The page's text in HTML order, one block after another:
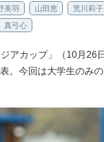
美羽 山田恵 荒川莉子
真弓心
アカップ」（10月26
。今回は大学生のみ